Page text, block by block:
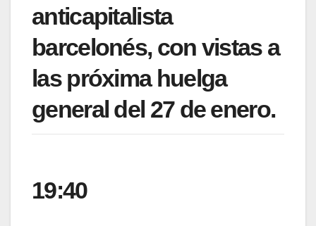
anticapitalista
barcelonés, con vistas a
las próxima huelga
general del 27 de enero.
19:40